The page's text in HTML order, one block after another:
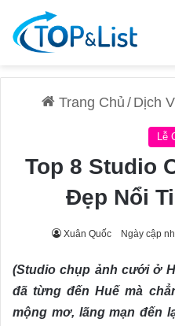
Trang Chủ / Dịch
Lễ
Top 8 Studio
Đẹp Nổi
Xuân Quốc Ngày cập
(Studio chụp ảnh cưới ở
đã từng đến Huế mà
mộng mơ, lãng mạn đến